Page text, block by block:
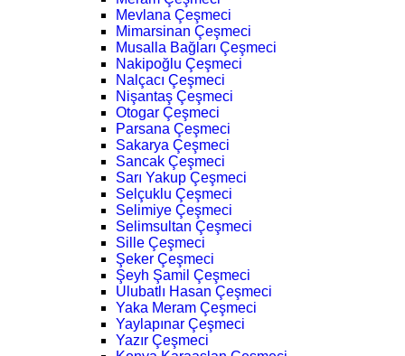
Mevlana Çeşmeci
Mimarsinan Çeşmeci
Musalla Bağları Çeşmeci
Nakipoğlu Çeşmeci
Nalçacı Çeşmeci
Nişantaş Çeşmeci
Otogar Çeşmeci
Parsana Çeşmeci
Sakarya Çeşmeci
Sancak Çeşmeci
Sarı Yakup Çeşmeci
Selçuklu Çeşmeci
Selimiye Çeşmeci
Selimsultan Çeşmeci
Sille Çeşmeci
Şeker Çeşmeci
Şeyh Şamil Çeşmeci
Ulubatlı Hasan Çeşmeci
Yaka Meram Çeşmeci
Yaylapınar Çeşmeci
Yazır Çeşmeci